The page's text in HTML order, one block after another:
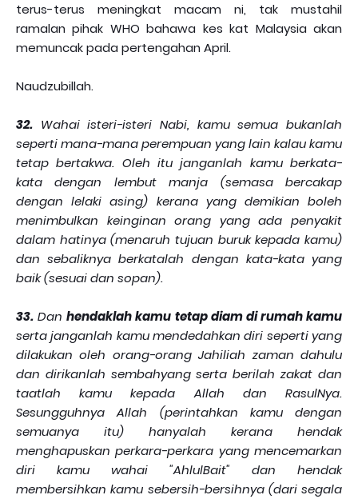
terus-terus meningkat macam ni, tak mustahil
ramalan pihak WHO bahawa kes kat Malaysia akan
memuncak pada pertengahan April.
Naudzubillah.
32. Wahai isteri-isteri Nabi, kamu semua bukanlah
seperti mana-mana perempuan yang lain kalau kamu
tetap bertakwa. Oleh itu janganlah kamu berkata-
kata dengan lembut manja (semasa bercakap
dengan lelaki asing) kerana yang demikian boleh
menimbulkan keinginan orang yang ada penyakit
dalam hatinya (menaruh tujuan buruk kepada kamu)
dan sebaliknya berkatalah dengan kata-kata yang
baik (sesuai dan sopan).
33. Danhendaklah kamu tetap diam di rumah kamu
serta janganlah kamu mendedahkan diri seperti yang
dilakukan oleh orang-orang Jahiliah zaman dahulu
dan dirikanlah sembahyang serta berilah zakat dan
taatlah kamu kepada Allah dan RasulNya.
Sesungguhnya Allah (perintahkan kamu dengan
semuanya itu) hanyalah kerana hendak
menghapuskan perkara-perkara yang mencemarkan
diri kamu wahai "AhlulBait" dan hendak
membersihkan kamu sebersih-bersihnya (dari segala